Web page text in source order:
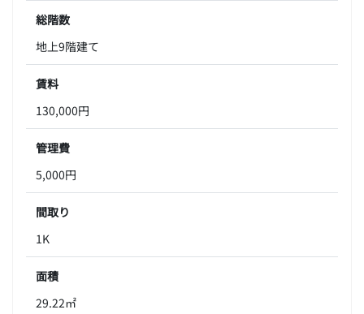
総階数
地上9階建て
賃料
130,000円
管理費
5,000円
間取り
1K
面積
29.22㎡